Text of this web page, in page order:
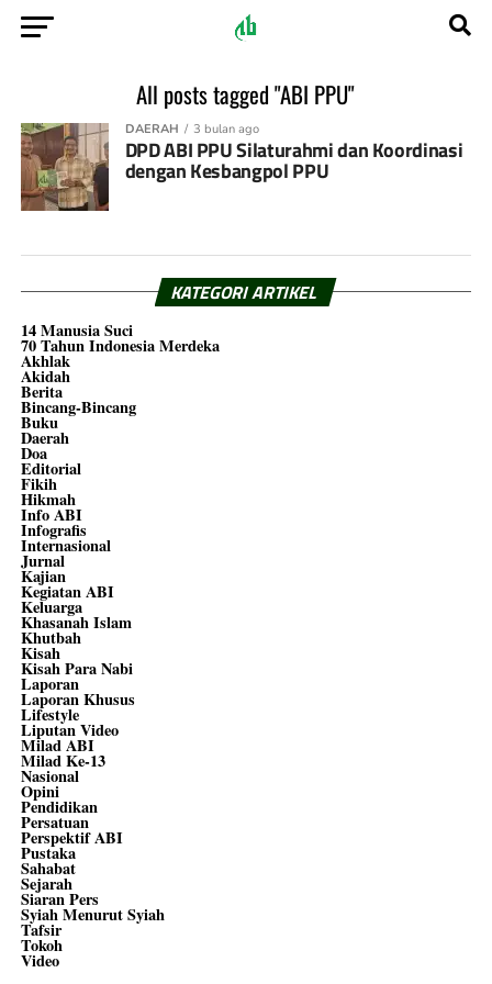
All posts tagged "ABI PPU"
DAERAH 3 bulan ago
DPD ABI PPU Silaturahmi dan Koordinasi
dengan Kesbangpol PPU
KATEGORI ARTIKEL
14 Manusia Suci
70 Tahun Indonesia Merdeka
Akhlak
Akidah
Berita
Bincang-Bincang
Buku
Daerah
Doa
Editorial
Fikih
Hikmah
Info ABI
Infografis
Internasional
Jurnal
Kajian
Kegiatan ABI
Keluarga
Khasanah Islam
Khutbah
Kisah
Kisah Para Nabi
Laporan
Laporan Khusus
Lifestyle
Liputan Video
Milad ABI
Milad Ke-13
Nasional
Opini
Pendidikan
Persatuan
Perspektif ABI
Pustaka
Sahabat
Sejarah
Siaran Pers
Syiah Menurut Syiah
Tafsir
Tokoh
Video